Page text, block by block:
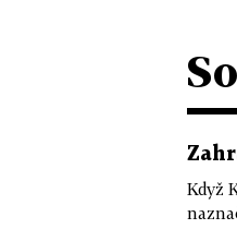
Když